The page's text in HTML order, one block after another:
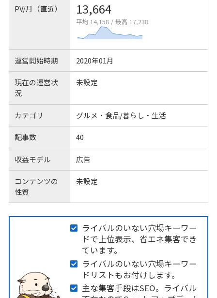
PV/月（直近） 13,664
平均 14,158 / 最高 17,238
運営開始時期 2020年01月
現在の運営状
況
未設定
カテゴリ グルメ・食品/暮らし・生活
記事数 40
収益モデル 広告
コンテンツの
性質
未設定
ライバルのいない穴場キーワー
ドで上位表示、省エネ集客でき
ています。
ライバルのいない穴場キーワー
ドリストもお付けします。
主な集客手段はSEO。ライバル